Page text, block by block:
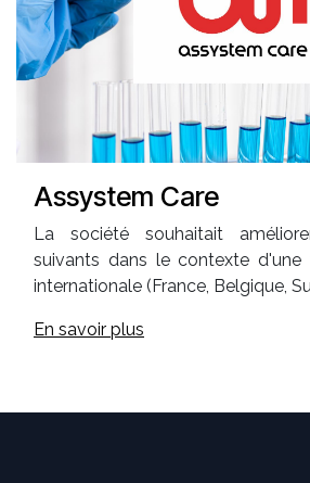
Assystem Care
La société souhaitait
suivants dans le contexte d'une
internationale (France, Belgique,
En savoir plus